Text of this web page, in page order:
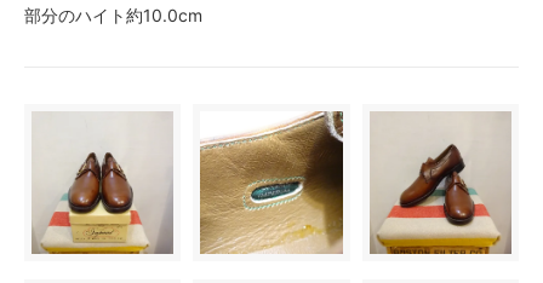
部分のハイト約10.0cm